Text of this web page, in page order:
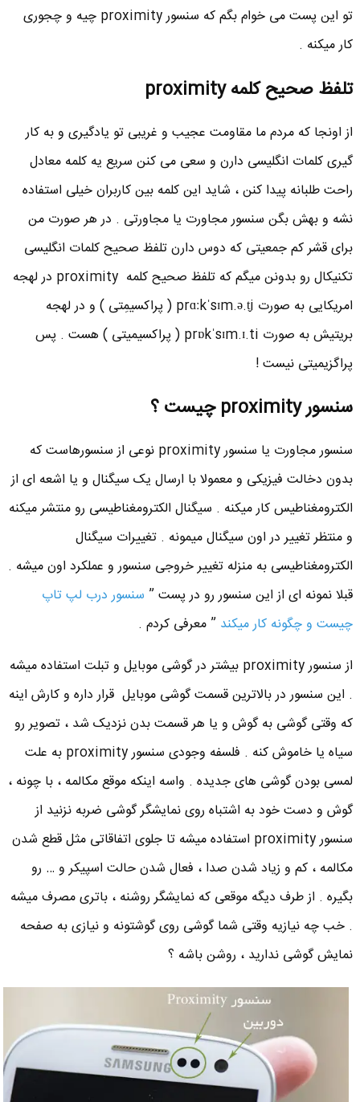
تو این پست می خوام بگم که سنسور proximity چیه و چجوری
کار میکنه .
تلفظ صحیح کلمهproximity
از اونجا که مردم ما مقاومت عجیب و غریبی تو یادگیری و به کار
گیری کلمات انگلیسی دارن و سعی می کنن سریع یه کلمه معادل
راحت طلبانه پیدا کنن ، شاید این کلمه بین کاربران خیلی استفاده
نشه و بهش بگن سنسور مجاورت یا مجاورتی . در هر صورت من
برای قشر کم جمعیتی که دوس دارن تلفظ صحیح کلمات انگلیسی
تکنیکال رو بدونن میگم که تلفظ صحیح کلمه proximity در لهجه
امریکایی به صورت prɑːkˈsɪm.ə.t̬i ( پراکسیمِتی ) و در لهجه
بریتیش به صورت prɒkˈsɪm.ɪ.ti ( پراکسیمیتی ) هست . پس
پراگزیمیتی نیست !
سنسورproximity چیست ؟
سنسور مجاورت یا سنسور proximity نوعی از سنسورهاست که
بدون دخالت فیزیکی و معمولا با ارسال یک سیگنال و یا اشعه ای از
الکترومغناطیس کار میکنه . سیگنال الکترومغناطیسی رو منتشر میکنه
و منتظر تغییر در اون سیگنال میمونه . تغییرات سیگنال
الکترومغناطیسی به منزله تغییر خروجی سنسور و عملکرد اون میشه .
قبلا نمونه ای از این سنسور رو در پست ” سنسور درب لپ تاپ
چیست و چگونه کار میکند ” معرفی کردم .
از سنسور proximity بیشتر در گوشی موبایل و تبلت استفاده میشه
. این سنسور در بالاترین قسمت گوشی موبایل قرار داره و کارش اینه
که وقتی گوشی به گوش و یا هر قسمت بدن نزدیک شد ، تصویر رو
سیاه یا خاموش کنه . فلسفه وجودی سنسور proximity به علت
لمسی بودن گوشی های جدیده . واسه اینکه موقع مکالمه ، با چونه ،
گوش و دست خود به اشتباه روی نمایشگر گوشی ضربه نزنید از
سنسور proximity استفاده میشه تا جلوی اتفاقاتی مثل قطع شدن
مکالمه ، کم و زیاد شدن صدا ، فعال شدن حالت اسپیکر و … رو
بگیره . از طرف دیگه موقعی که نمایشگر روشنه ، باتری مصرف میشه
. خب چه نیازیه وقتی شما گوشی روی گوشتونه و نیازی به صفحه
نمایش گوشی ندارید ، روشن باشه ؟